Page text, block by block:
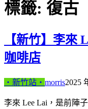
標籤: 復古
【新竹】李來
咖啡店
‧新竹站‧ morris2025
李來 Lee Lai，是前陣